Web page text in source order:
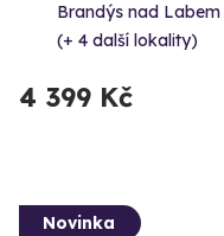
Brandýs nad
(+ 4 další lokality)
4 399 Kč
Novinka